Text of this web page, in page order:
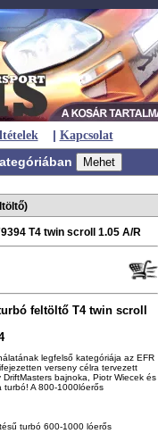
| Kapcsolat
T4 twin scroll 1.05 A/R
feltöltő T4 twin scroll
legfelső kategóriája az EFR
verseny célra tervezett
bajnoka, Piotr Wiecek és
turbó! A 800-1000lóerős
turbó 600-1000 lóerős